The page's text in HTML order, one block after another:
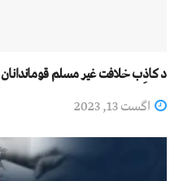
د کاﺫِب خلافت غير مسلم قوماندانان
اگست 13, 2023